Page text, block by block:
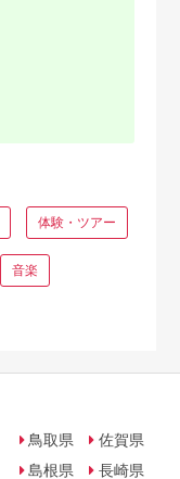
体験・ツアー
音楽
鳥取県
島根県
佐賀県
長崎県